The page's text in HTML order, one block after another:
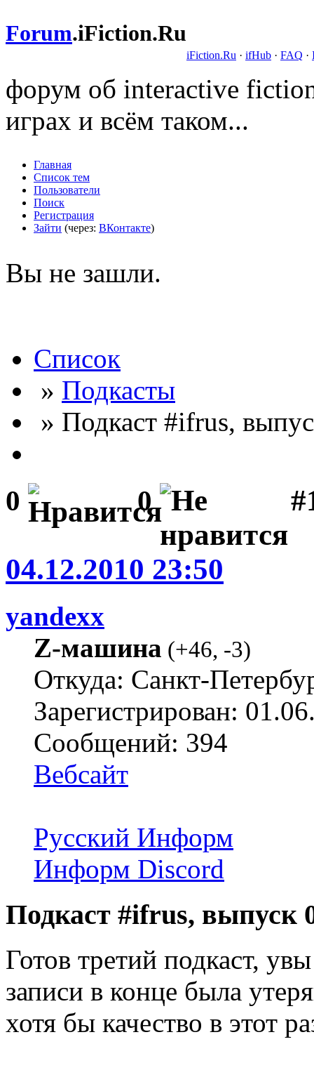
Forum.iFiction.Ru
iFiction.Ru · ifHub · FAQ ·
форум об interactive
играх и всём таком...
Главная
Список тем
Пользователи
Поиск
Регистрация
Зайти (через: ВКонтакте)
Вы не зашли.
Список
» Подкасты
» Подкаст #ifrus,
0 0
04.12.2010 23:50
yandexx
Z-машина (+46, -3)
Откуда: Санкт-
Зарегистрирован:
Сообщений: 394
Вебсайт
Русский Информ
Информ Discord
Подкаст #ifrus, выпуск
Готов третий подкаст,
записи в конце была
хотя бы качество в этот